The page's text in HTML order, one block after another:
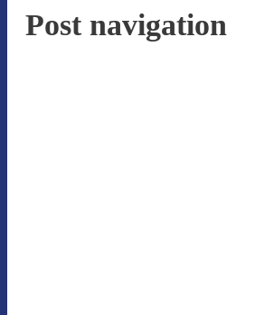
Post navigation